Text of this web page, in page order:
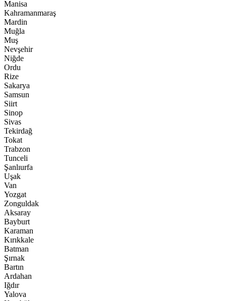
Manisa
Kahramanmaraş
Mardin
Muğla
Muş
Nevşehir
Niğde
Ordu
Rize
Sakarya
Samsun
Siirt
Sinop
Sivas
Tekirdağ
Tokat
Trabzon
Tunceli
Şanlıurfa
Uşak
Van
Yozgat
Zonguldak
Aksaray
Bayburt
Karaman
Kırıkkale
Batman
Şırnak
Bartın
Ardahan
Iğdır
Yalova